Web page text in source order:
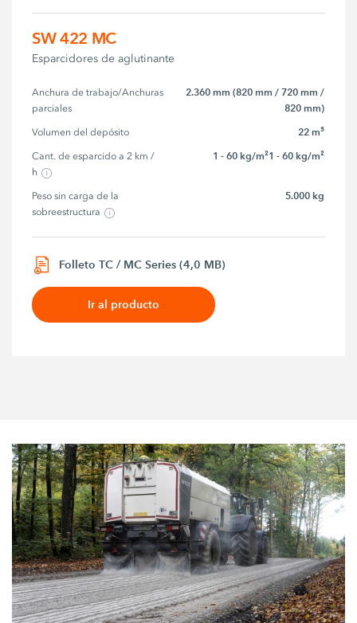
SW 422 MC
Esparcidores de aglutinante
Anchura de trabajo/Anchuras
parciales
2.360 mm (820 mm / 720 mm /
820 mm)
Volumen del depósito 22 m³
Cant. de esparcido a 2 km /
h
1 - 60 kg/m²1 - 60 kg/m²
Peso sin carga de la
sobreestructura
5.000 kg
Folleto TC / MC Series (4,0 MB)
Ir al producto